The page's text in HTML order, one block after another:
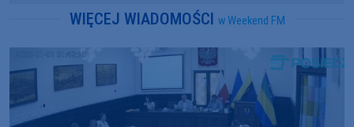
WIĘCEJ WIADOMOŚCI w Weekend FM